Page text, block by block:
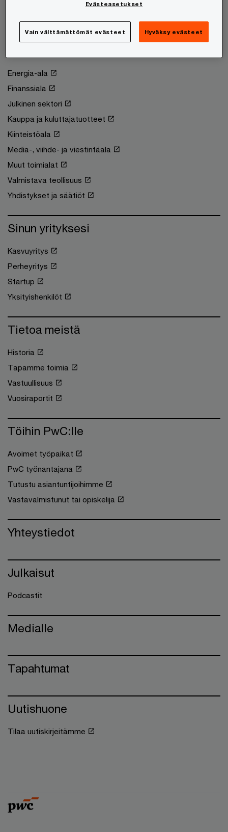
Energia-ala
Finanssiala
Julkinen sektori
Kauppa ja kuluttajatuotteet
Kiinteistöala
Media-, viihde- ja viestintäala
Muut toimialat
Valmistava teollisuus
Yhdistykset ja säätiöt
Sinun yrityksesi
Kasvuyritys
Perheyritys
Startup
Yksityishenkilöt
Tietoa meistä
Historia
Tapamme toimia
Vastuullisuus
Vuosiraportit
Töihin PwC:lle
Avoimet työpaikat
PwC työnantajana
Tutustu asiantuntijoihimme
Vastavalmistunut tai opiskelija
Yhteystiedot
Julkaisut
Podcastit
Medialle
Tapahtumat
Uutishuone
Tilaa uutiskirjeitämme
Evästeasetukset
Vain välttämättömät evästeet Hyväksy evästeet